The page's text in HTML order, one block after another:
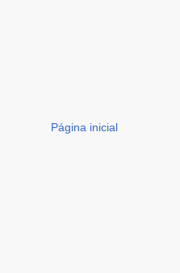
Página inicial